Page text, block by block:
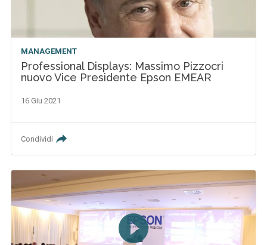
MANAGEMENT
Professional Displays: Massimo Pizzocri
nuovo Vice Presidente Epson EMEAR
16 Giu 2021
Condividi